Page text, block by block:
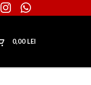
0,00 LEI